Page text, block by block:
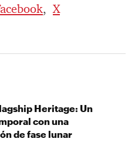
,X
Heritage: Un
con una
de fase lunar